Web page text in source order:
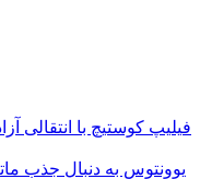
فیلیپ کوستیچ با انتقالی
یوونتوس به دنبال جذب